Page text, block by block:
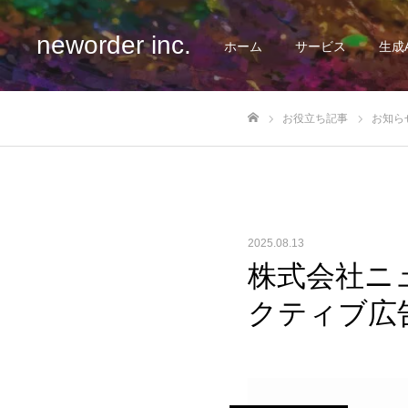
neworder inc. ホーム サービス 生成
お役立ち記事 お知ら
2025.08.13
株式会社ニ
クティブ広